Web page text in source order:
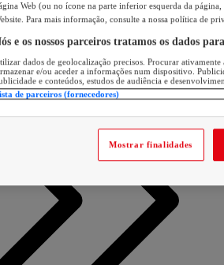
Web (ou no ícone na parte inferior esquerda da página,
Para mais informação, consulte a nossa política de
e os nossos parceiros tratamos os dados
dados de geolocalização precisos. Procurar
e/ou aceder a informações num dispositivo.
e conteúdos, estudos de audiência e
de parceiros (fornecedores)
Mostrar finalidades